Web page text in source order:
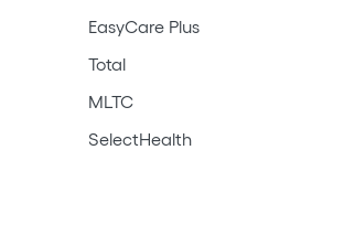
EasyCare Plus
Total
MLTC
SelectHealth